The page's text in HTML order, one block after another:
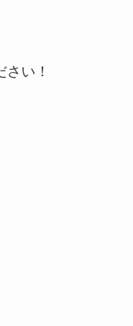
い！